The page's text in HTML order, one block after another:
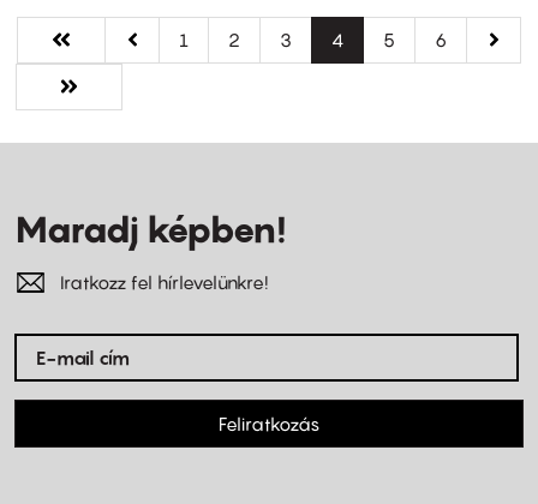
Oldalszámozás
Első
oldal
« Első
Előző
oldal
‹‹ Oldal
1 Oldal
2 Oldal
3
Jelenlegi
oldal
4 Oldal
5 Oldal
6
oldal
››
Utolsó
oldal
Utolsó »
Maradj képben!
Iratkozz fel hírlevelünkre!
Feliratkozás